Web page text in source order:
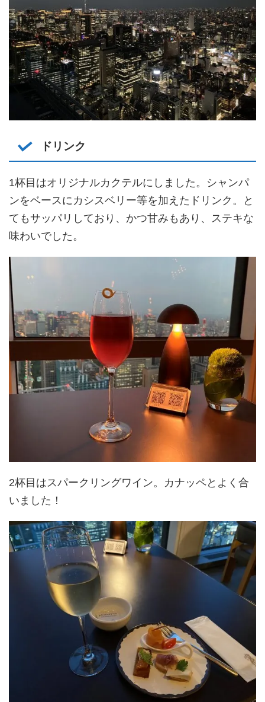
ドリンク
1杯目はオリジナルカクテルにしました。シャンパ
ンをベースにカシスベリー等を加えたドリンク。と
てもサッパリしており、かつ甘みもあり、ステキな
味わいでした。
2杯目はスパークリングワイン。カナッペとよく合
いました！